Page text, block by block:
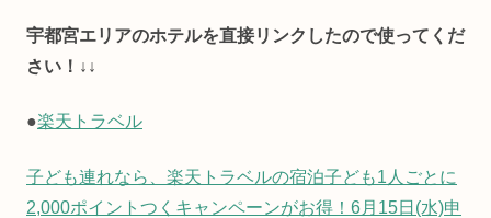
宇都宮エリアのホテルを直接リンクしたので使ってくだ
さい！↓↓
●楽天トラベル
子ども連れなら、楽天トラベルの宿泊子ども1人ごとに
2,000ポイントつくキャンペーンがお得！6月15日(水)申